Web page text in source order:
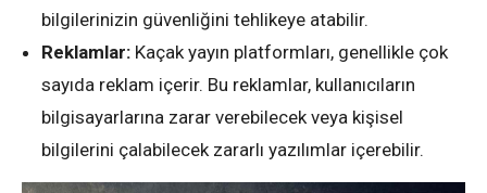
bilgilerinizin güvenliğini tehlikeye atabilir.
Reklamlar: Kaçak yayın platformları, genellikle çok
sayıda reklam içerir. Bu reklamlar, kullanıcıların
bilgisayarlarına zarar verebilecek veya kişisel
bilgilerini çalabilecek zararlı yazılımlar içerebilir.